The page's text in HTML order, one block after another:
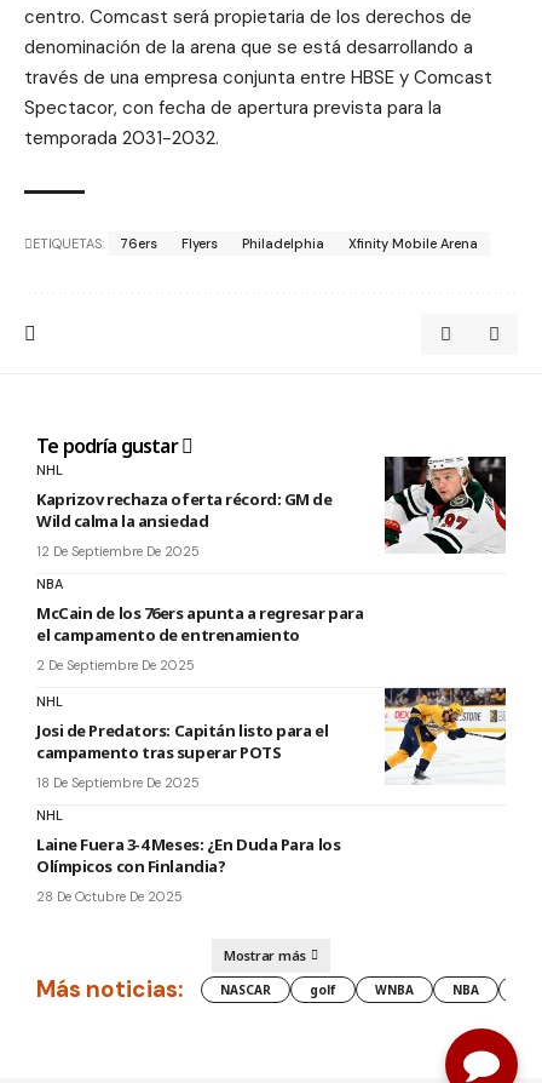
centro. Comcast será propietaria de los derechos de
denominación de la arena que se está desarrollando a
través de una empresa conjunta entre HBSE y Comcast
Spectacor, con fecha de apertura prevista para la
temporada 2031-2032.
ETIQUETAS: 76ers Flyers Philadelphia Xfinity Mobile Arena
Te podría gustar
NHL
Kaprizov rechaza oferta récord: GM de
Wild calma la ansiedad
12 De Septiembre De 2025
NBA
McCain de los 76ers apunta a regresar para
el campamento de entrenamiento
2 De Septiembre De 2025
NHL
Josi de Predators: Capitán listo para el
campamento tras superar POTS
18 De Septiembre De 2025
NHL
Laine Fuera 3-4 Meses: ¿En Duda Para los
Olímpicos con Finlandia?
28 De Octubre De 2025
Mostrar más
Más noticias: NASCAR golf WNBA NBA